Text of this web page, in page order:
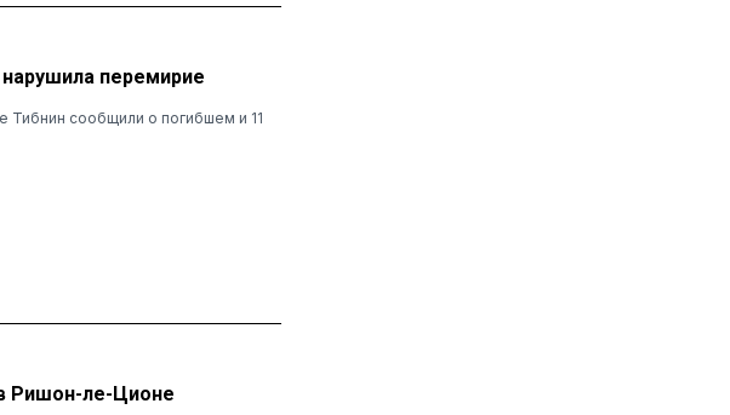
перемирие
Тибнин сообщили о погибшем и 11
Ришон-ле-Ционе